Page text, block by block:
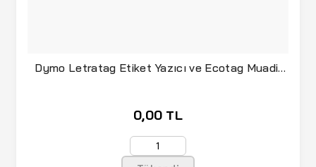
Dymo Letratag Etiket Yazıcı ve Ecotag Muadil
0,00 TL